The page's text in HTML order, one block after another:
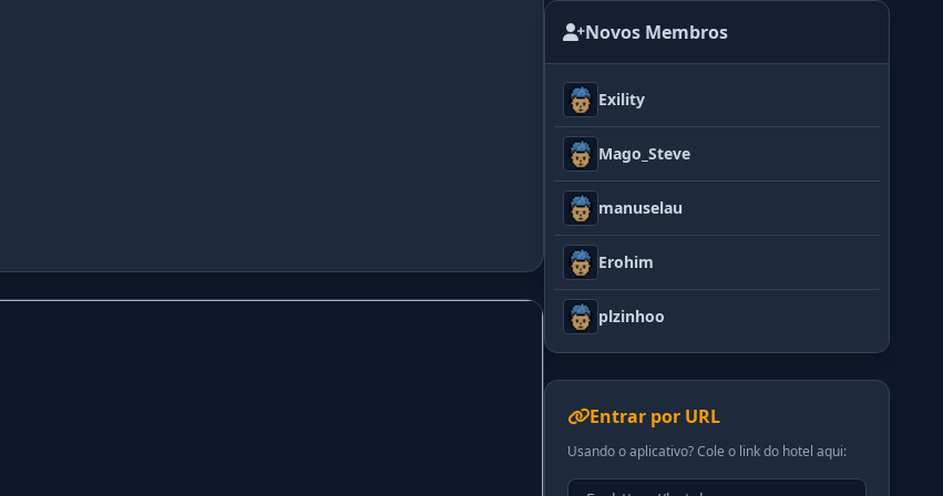
Novos Membros
Exility
Mago_Steve
manuselau
Erohim
plzinhoo
Entrar por URL
Usando o aplicativo? Cole o link do hotel aqui: